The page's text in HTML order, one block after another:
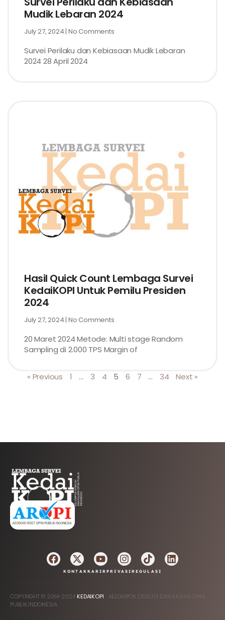
Mudik Lebaran 2024
July 27, 2024 No Comments
Survei Perilaku dan Kebiasaan Mudik Lebaran
2024 28 April 2024
Hasil Quick Count Lembaga Survei
KedaiKOPI Untuk Pemilu Presiden
2024
July 27, 2024 No Comments
20 Maret 2024 Metode: Multi stage Random
Sampling di 2.000 TPS Margin of
« Previous 1 … 3 4 5 6 7 … 34 Next »
AFILIASI
KONTAK KARIRPRIVASI REGULASI
COPYRIGHT © 2014-2024 KEDAIKOPI :: KELOMPOK DISKUSI DAN KAJIAN OPINI
PUBLIK INDONESIA